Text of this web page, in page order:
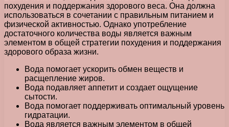
похудения и поддержания здорового веса. Она должна
использоваться в сочетании с правильным питанием и
физической активностью. Однако употребление
достаточного количества воды является важным
элементом в общей стратегии похудения и поддержания
здорового образа жизни.
Вода помогает ускорить обмен веществ и
расщепление жиров.
Вода подавляет аппетит и создает ощущение
сытости.
Вода помогает поддерживать оптимальный уровень
гидратации.
Вода является важным элементом в общей